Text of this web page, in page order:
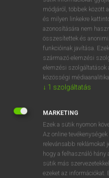
VAN
Van előfizetésem a
NINCS
Nincs regisztrációm és
díjmentes
módjáról, többek között
és milyen linkekre
azonosítására nem
összesítettek és
funkcióinak javítása.
származó elemzési
elemzési szolgáltatások
közösségi
↓ 1 szolgáltatás
MARKETING
Ezek a sütik nyomon
Az online
relevánsabb reklámokat
hogy a felhasználó hány
sütik más
ezeket az információkat.